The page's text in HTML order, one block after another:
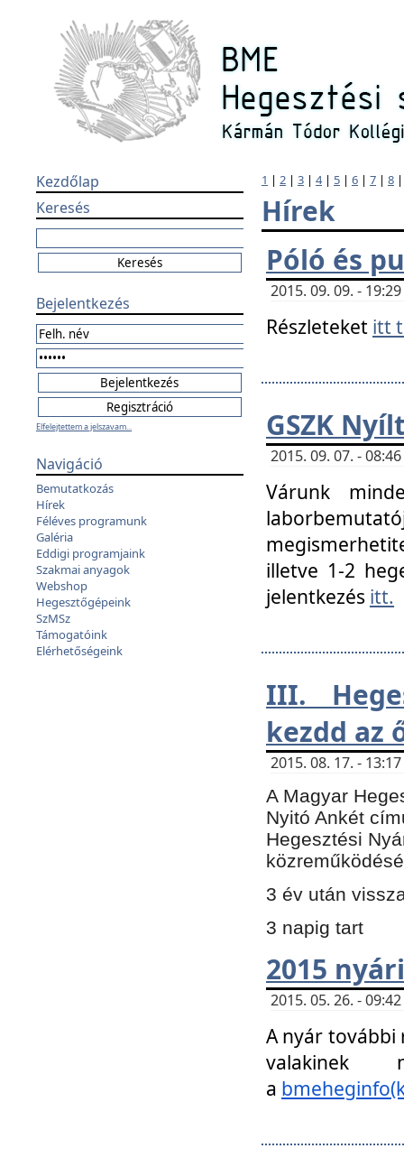
Kezdőlap
Keresés
Bejelentkezés
Elfelejtettem a jelszavam...
Navigáció
Bemutatkozás
Hírek
Féléves programunk
Galéria
Eddigi programjaink
Szakmai anyagok
Webshop
Hegesztőgépeink
SzMSz
Támogatóink
Elérhetőségeink
1 | 2 | 3 | 4| 5 | 6 | 7 | 8
Hírek
Póló és
2015. 09. 09. -
Részleteket itt
GSZK
2015. 09. 07. -
Várunk
illetve 1-2
jelentkezés itt.
III.
kezdd az
2015. 08. 17. -
A Magyar
Nyitó Ankét
Hegesztési
3 év után
3 napig tart
2015
2015. 05. 26. -
A nyár további
a